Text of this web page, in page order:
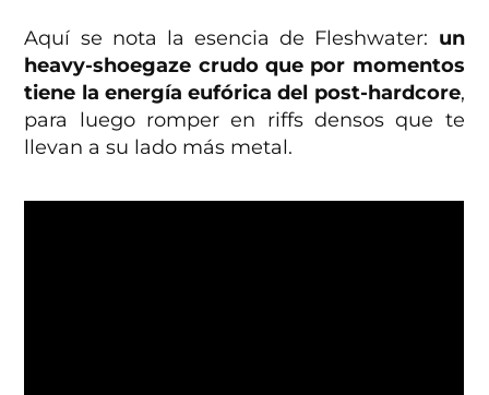
Aquí se nota la esencia de Fleshwater: un
heavy-shoegaze crudo que por momentos
tiene la energía eufórica del post-hardcore,
para luego romper en riffs densos que te
llevan a su lado más metal.